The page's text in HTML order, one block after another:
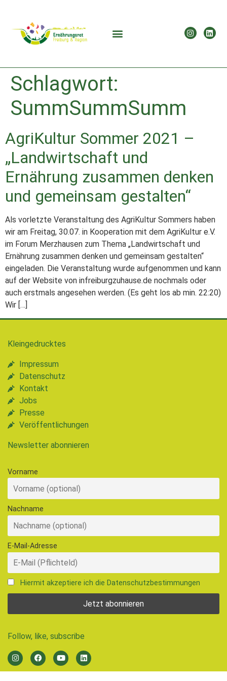
Schlagwort:
SummSummSumm
AgriKultur Sommer 2021 –
„Landwirtschaft und
Ernährung zusammen denken
und gemeinsam gestalten“
Als vorletzte Veranstaltung des AgriKultur Sommers haben
wir am Freitag, 30.07. in Kooperation mit dem AgriKultur e.V.
im Forum Merzhausen zum Thema „Landwirtschaft und
Ernährung zusammen denken und gemeinsam gestalten“
eingeladen. Die Veranstaltung wurde aufgenommen und kann
auf der Website von infreiburgzuhause.de nochmals oder
auch erstmals angesehen werden. (Es geht los ab min. 22:20)
Wir […]
Kleingedrucktes
Impressum
Datenschutz
Kontakt
Jobs
Presse
Veröffentlichungen
Newsletter abonnieren
Vorname
Nachname
E-Mail-Adresse
Hiermit akzeptiere ich die Datenschutzbestimmungen
Follow, like, subscribe